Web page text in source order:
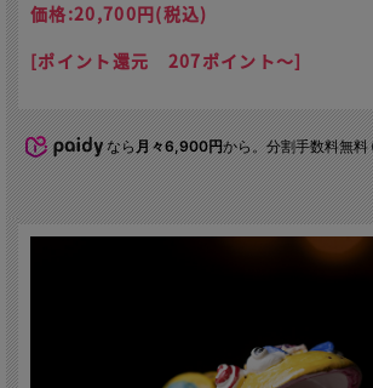
価格:20,700円(税込)
[ポイント還元 207ポイント～]
なら月々6,900円から。分割手数料無料